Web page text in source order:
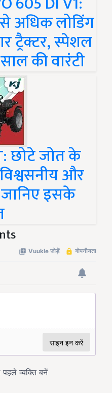
अधिक लोडिंग
ट्रैक्टर, स्पेशल
की वारंटी
छोटे जोत के
और
जानिए इसके